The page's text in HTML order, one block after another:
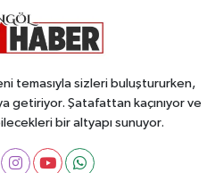
temasıyla sizleri buluştururken,
getiriyor. Şatafattan kaçınıyor ve
bir altyapı sunuyor.